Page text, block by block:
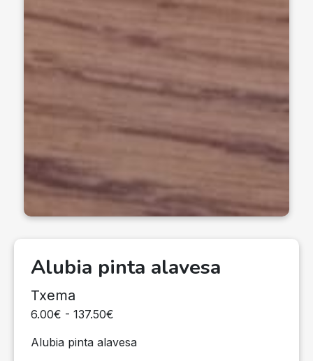
Alubia pinta alavesa
Txema
6.00€ - 137.50€
Alubia pinta alavesa